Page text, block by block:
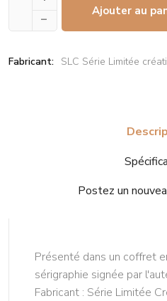
–
Ajouter au
Fabricant: SLC Série Limitée
Postez un
Présenté dans un coffret
sérigraphie signée par
Fabricant : Série Limitée